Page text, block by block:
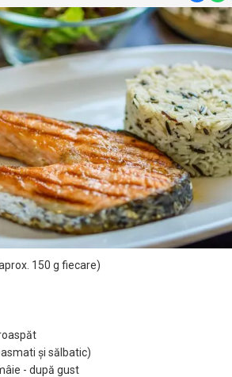
150 g fiecare)
și sălbatic)
- după gust